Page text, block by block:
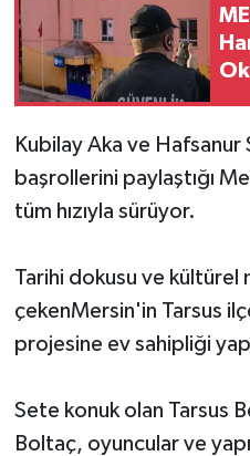
Kubilay Aka ve Hafsanur
başrollerini paylaştığı
tüm hızıyla sürüyor.
Tarihi dokusu ve kültürel
çekenMersin'in Tarsus
projesine ev sahipliği
Sete konuk olan Tarsus
Boltaç, oyuncular ve